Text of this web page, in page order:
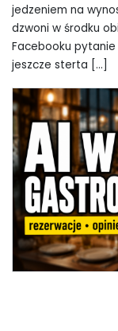
jedzeniem na
dzwoni w środku
Facebooku
jeszcze sterta [...]